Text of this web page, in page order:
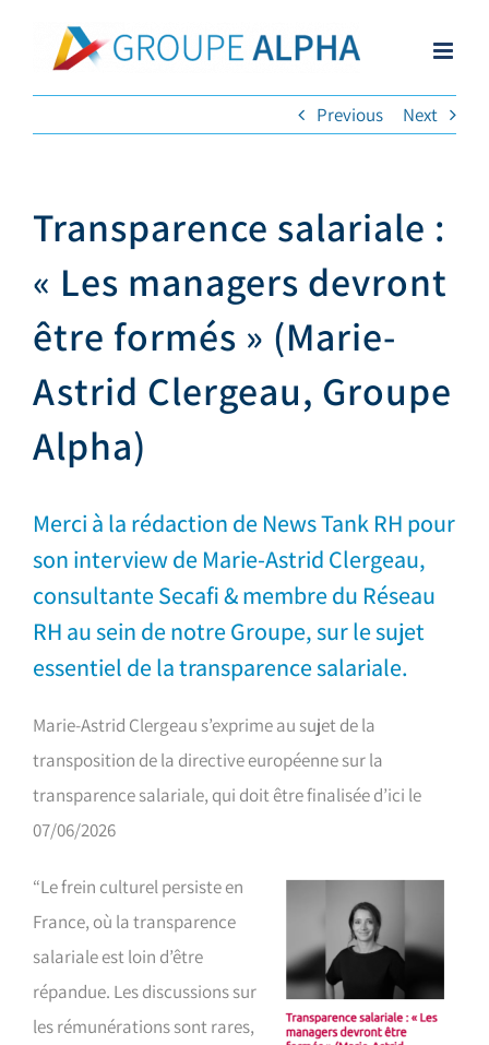
Previous
Next
Transparence salariale :
« Les managers devront
être formés » (Marie-
Astrid Clergeau, Groupe
Alpha)
Merci à la rédaction de News Tank RH pour
son interview de Marie-Astrid Clergeau,
consultante Secafi & membre du Réseau
RH au sein de notre Groupe, sur le sujet
essentiel de la transparence salariale.
Marie-Astrid Clergeau s’exprime au sujet de la
transposition de la directive européenne sur la
transparence salariale, qui doit être finalisée d’ici le
07/06/2026
“Le frein culturel persiste en
France, où la transparence
salariale est loin d’être
répandue. Les discussions sur
les rémunérations sont rares,